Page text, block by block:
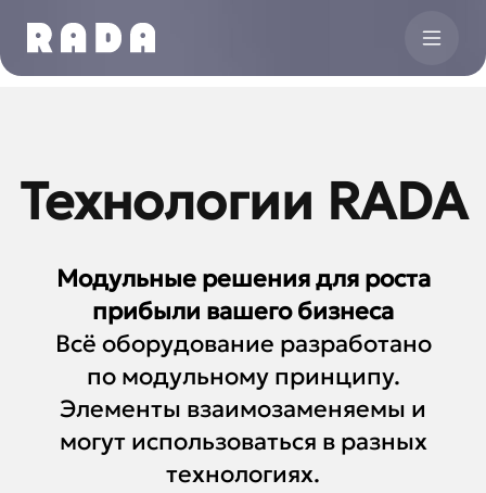
Технологии RADA
Модульные решения для роста
прибыли вашего бизнеса
Всё оборудование разработано
по модульному принципу.
Элементы взаимозаменяемы и
могут использоваться в разных
технологиях.